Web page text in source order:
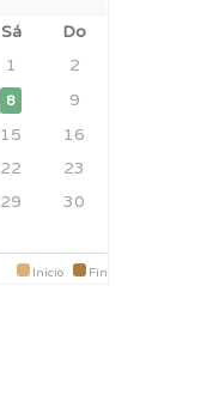
Sá
Do
1
2
8
9
15
16
22
23
29
30
Inicio Fin